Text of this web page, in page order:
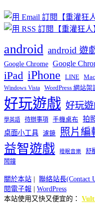
android android 遊
Google Chrome Google
iPad iPhone LINE
Windows Vista WordPress 網站架
好玩遊戲 好玩
學英語 待辦事項 手機桌布 拍
桌面小工具 濾鏡 照片編
益智遊戲 睡眠音樂 舒
鬧鐘
關於本站 聯絡站長(Contact
閱電子報
WordPress
本站使用又快又便宜的：